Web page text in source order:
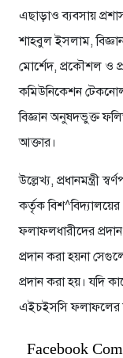
এছাড়াও ব্যবসায়
শাহবুল ইসলাম,
মোর্শেদ, প্রকৌশল ও
কমিউনিকেশন
বিজ্ঞান অনুষদভুক্ত
আক্তার।
উল্লেখ্য, প্রধানমন্ত্রী
কর্তৃক বিশ^বিদ্যালয়ের
ফলাফলধারীদের প্রদান
প্রদান করা হয়না
প্রদান করা হয়। যদি
এইচইসসি ফলাফলের
Facebook